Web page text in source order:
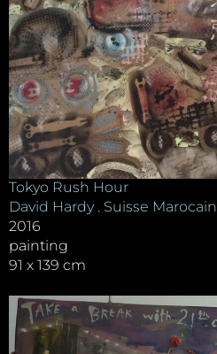
Tokyo Rush Hour
David Hardy . Suisse Marocain
2016
painting
91 x 139 cm